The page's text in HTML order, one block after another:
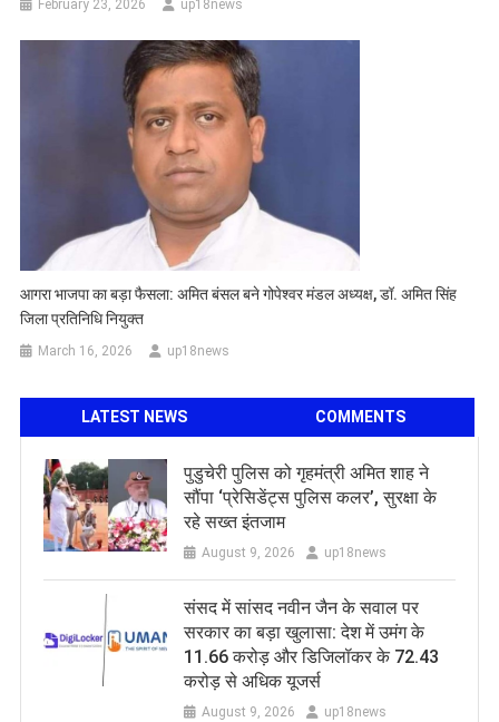
February 23, 2026 up18news
आगरा भाजपा का बड़ा फैसला: अमित बंसल बने गोपेश्वर मंडल अध्यक्ष, डॉ. अमित सिंह
जिला प्रतिनिधि नियुक्त
March 16, 2026 up18news
LATEST NEWS COMMENTS
पुडुचेरी पुलिस को गृहमंत्री अमित शाह ने
सौंपा ‘प्रेसिडेंट्स पुलिस कलर’, सुरक्षा के
रहे सख्त इंतजाम
August 9, 2026 up18news
संसद में सांसद नवीन जैन के सवाल पर
सरकार का बड़ा खुलासा: देश में उमंग के
11.66 करोड़ और डिजिलॉकर के 72.43
करोड़ से अधिक यूजर्स
August 9, 2026 up18news